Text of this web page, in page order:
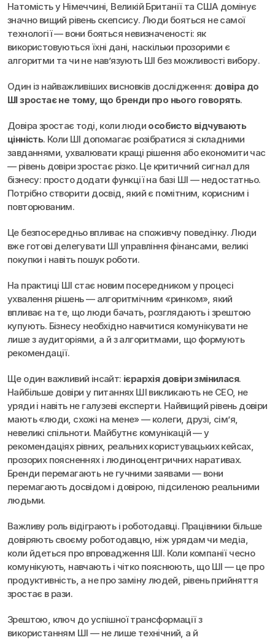
Натомість у Німеччині, Великій Британії та США домінує
значно вищий рівень скепсису. Люди бояться не самої
технології — вони бояться невизначеності: як
використовуються їхні дані, наскільки прозорими є
алгоритми та чи не нав’язують ШІ без можливості вибору.
Один із найважливіших висновків дослідження: довіра до
ШІ зростає не тому, що бренди про нього говорять.
Довіра зростає тоді, коли люди особисто відчувають
цінність. Коли ШІ допомагає розібратися зі складними
завданнями, ухвалювати кращі рішення або економити час
— рівень довіри зростає різко. Це критичний сигнал для
бізнесу: просто додати функції на базі ШІ — недостатньо.
Потрібно створити досвід, який є помітним, корисним і
повторюваним.
Це безпосередньо впливає на споживчу поведінку. Люди
вже готові делегувати ШІ управління фінансами, великі
покупки і навіть пошук роботи.
На практиці ШІ стає новим посередником у процесі
ухвалення рішень — алгоритмічним «ринком», який
впливає на те, що люди бачать, розглядають і зрештою
купують. Бізнесу необхідно навчитися комунікувати не
лише з аудиторіями, а й з алгоритмами, що формують
рекомендації.
Ще один важливий інсайт: ієрархія довіри змінилася.
Найбільше довіри у питаннях ШІ викликають не CEO, не
уряди і навіть не галузеві експерти. Найвищий рівень довіри
мають «люди, схожі на мене» — колеги, друзі, сім’я,
невеликі спільноти. Майбутнє комунікацій — у
рекомендаціях рівних, реальних користувацьких кейсах,
прозорих поясненнях і людиноцентричних наративах.
Бренди перемагають не гучними заявами — вони
перемагають досвідом і довірою, підсиленою реальними
людьми.
Важливу роль відіграють і роботодавці. Працівники більше
довіряють своєму роботодавцю, ніж урядам чи медіа,
коли йдеться про впровадження ШІ. Коли компанії чесно
комунікують, навчають і чітко пояснюють, що ШІ — це про
продуктивність, а не про заміну людей, рівень прийняття
зростає в рази.
Зрештою, ключ до успішної трансформації з
використанням ШІ — не лише технічний, а й